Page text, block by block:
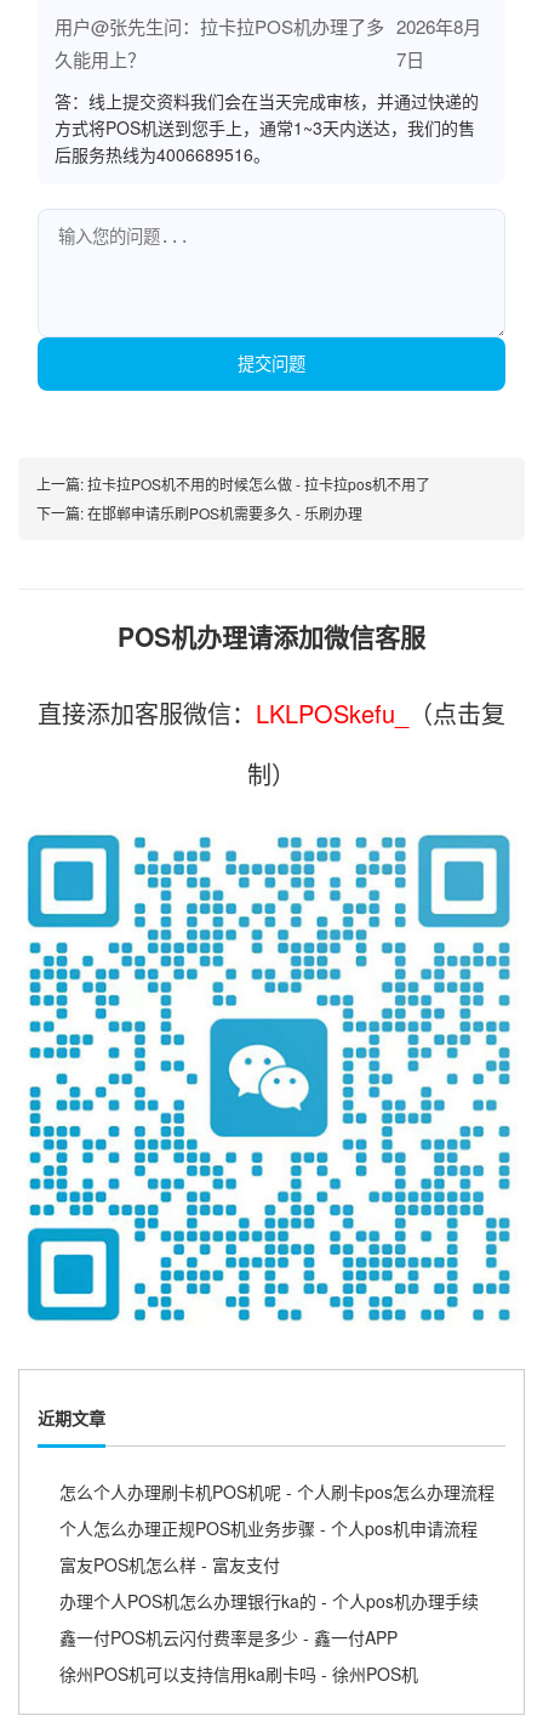
用户@张先生问：拉卡拉POS机办理了多
久能用上？
2026年8月
7日
答：线上提交资料我们会在当天完成审核，并通过快递的
方式将POS机送到您手上，通常1~3天内送达，我们的售
后服务热线为4006689516。
提交问题
上一篇:拉卡拉POS机不用的时候怎么做 - 拉卡拉pos机不用了
下一篇:在邯郸申请乐刷POS机需要多久 - 乐刷办理
POS机办理请添加微信客服
直接添加客服微信： LKLPOSkefu_
（点击复
制）
近期文章
怎么个人办理刷卡机POS机呢 - 个人刷卡pos怎么办理流程
个人怎么办理正规POS机业务步骤 - 个人pos机申请流程
富友POS机怎么样 - 富友支付
办理个人POS机怎么办理银行ka的 - 个人pos机办理手续
鑫一付POS机云闪付费率是多少 - 鑫一付APP
徐州POS机可以支持信用ka刷卡吗 - 徐州POS机